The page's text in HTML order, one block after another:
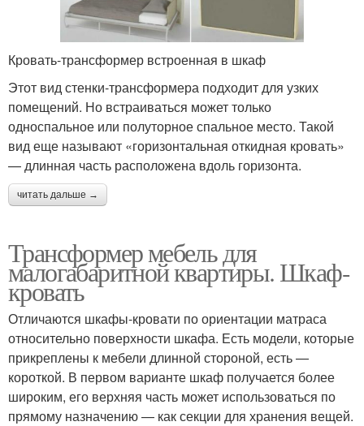
Кровать-трансформер встроенная в шкаф
Этот вид стенки-трансформера подходит для узких
помещений. Но встраиваться может только
односпальное или полуторное спальное место. Такой
вид еще называют «горизонтальная откидная кровать»
— длинная часть расположена вдоль горизонта.
читать дальше →
Трансформер мебель для
малогабаритной квартиры. Шкаф-
кровать
Отличаются шкафы-кровати по ориентации матраса
относительно поверхности шкафа. Есть модели, которые
прикреплены к мебели длинной стороной, есть —
короткой. В первом варианте шкаф получается более
широким, его верхняя часть может использоваться по
прямому назначению — как секции для хранения вещей.